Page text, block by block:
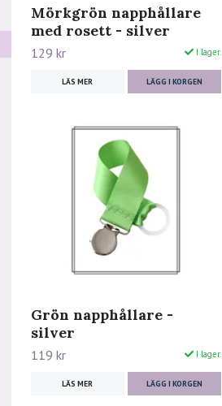
Mörkgrön napphållare
med rosett - silver
129 kr I lager.
LÄS MER LÄGG I KORGEN
Grön napphållare -
silver
119 kr I lager.
LÄS MER LÄGG I KORGEN